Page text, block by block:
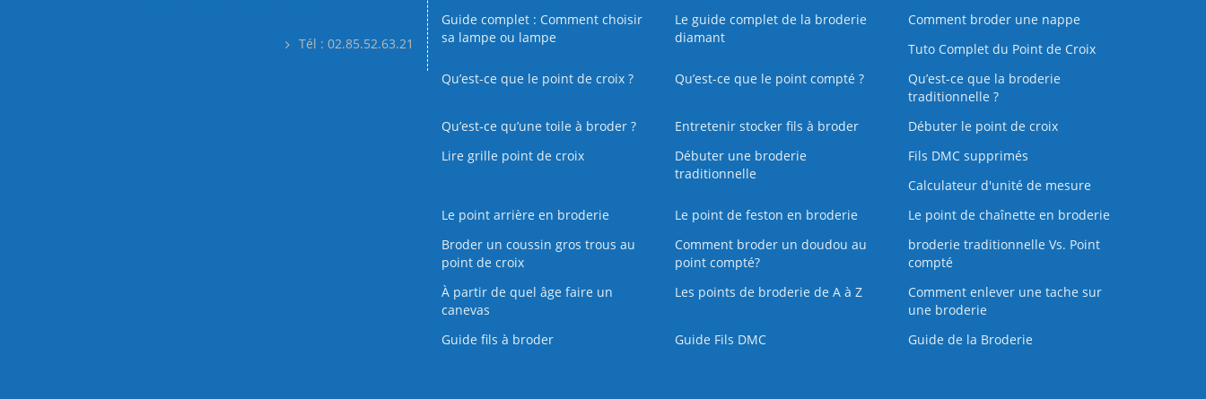
Tél : 02.85.52.63.21
Guide complet : Comment choisir
sa lampe ou lampe
Le guide complet de la broderie
diamant
Comment broder une nappe
Tuto Complet du Point de Croix
Qu’est-ce que le point de croix ?
Qu’est-ce que le point compté ?
Qu’est-ce que la broderie
traditionnelle ?
Qu’est‑ce qu’une toile à broder ?
Entretenir stocker fils à broder
Débuter le point de croix
Lire grille point de croix
Débuter une broderie
traditionnelle
Fils DMC supprimés
Calculateur d'unité de mesure
Le point arrière en broderie
Le point de feston en broderie
Le point de chaînette en broderie
Broder un coussin gros trous au
point de croix
Comment broder un doudou au
point compté?
broderie traditionnelle Vs. Point
compté
À partir de quel âge faire un
canevas
Les points de broderie de A à Z
Comment enlever une tache sur
une broderie
Guide fils à broder
Guide Fils DMC Guide de la Broderie